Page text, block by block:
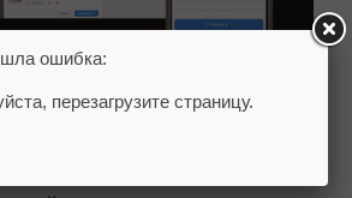
и изменить ее дизайн
ошибка:
перезагрузите страницу.